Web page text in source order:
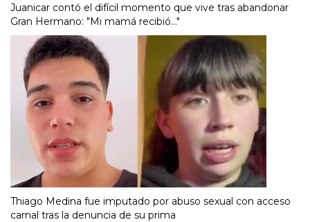
Juanicar contó el difícil momento que vive tras abandonar
Gran Hermano: "Mi mamá recibió..."
Thiago Medina fue imputado por abuso sexual con acceso
carnal tras la denuncia de su prima